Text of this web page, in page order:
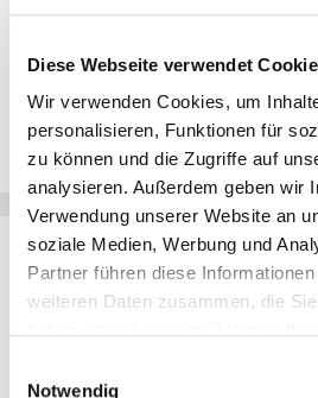
Diese Webseite verwendet
Wir verwenden Cookies, um
personalisieren, Funktionen für
zu können und die Zugriffe auf
analysieren. Außerdem geben wir
Verwendung unserer Website an
soziale Medien, Werbung und
Partner führen diese
weiteren Daten zusammen, die
Notwendig
Transfer Bettkante (rechts)
Mobilisation und
und Hüfte (Orthopädie)
Patient:innen mit Knie- und